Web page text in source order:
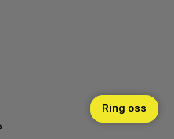
Ring oss